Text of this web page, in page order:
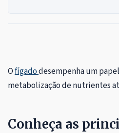
Ofígadodesempenha um
metabolização de nutrientes
Conheça as